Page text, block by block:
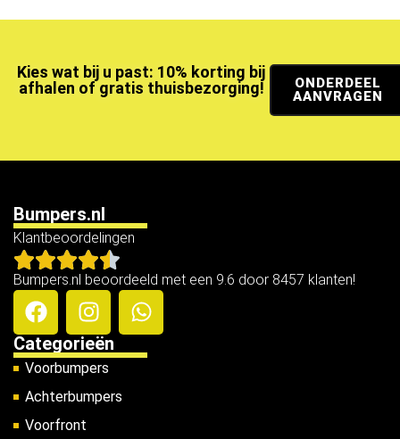
Kies wat bij u past: 10% korting bij
afhalen of gratis thuisbezorging!
ONDERDEEL
AANVRAGEN
Bumpers.nl
Klantbeoordelingen
Bumpers.nl beoordeeld met een 9.6 door 8457 klanten!
Categorieën
Voorbumpers
Achterbumpers
Voorfront